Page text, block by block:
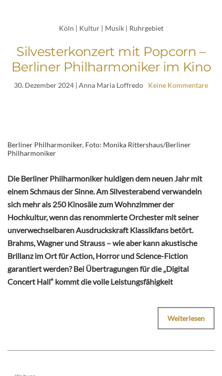
Köln | Kultur | Musik | Ruhrgebiet
Silvesterkonzert mit Popcorn –
Berliner Philharmoniker im Kino
30. Dezember 2024 | Anna Maria Loffredo Keine Kommentare
Berliner Philharmoniker, Foto: Monika Rittershaus/Berliner
Philharmoniker
Die Berliner Philharmoniker huldigen dem neuen Jahr mit
einem Schmaus der Sinne. Am Silvesterabend verwandeln
sich mehr als 250 Kinosäle zum Wohnzimmer der
Hochkultur, wenn das renommierte Orchester mit seiner
unverwechselbaren Ausdruckskraft Klassikfans betört.
Brahms, Wagner und Strauss – wie aber kann akustische
Brillanz im Ort für Action, Horror und Science-Fiction
garantiert werden? Bei Übertragungen für die „Digital
Concert Hall“ kommt die volle Leistungsfähigkeit
Weiterlesen